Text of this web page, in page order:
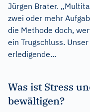
Jürgen Brater.
zwei oder mehr
die Methode doch,
ein Trugschluss.
erledigende...
Was ist Stress
bewältigen?